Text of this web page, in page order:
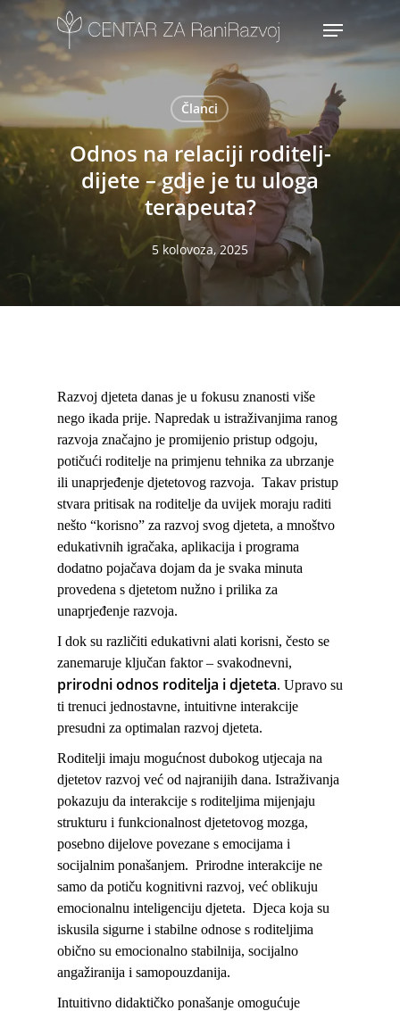
main
content
Menu
Članci
Odnos na relaciji roditelj-
dijete – gdje je tu uloga
terapeuta?
5 kolovoza, 2025
Razvoj djeteta danas je u fokusu znanosti više
nego ikada prije. Napredak u istraživanjima ranog
razvoja značajno je promijenio pristup odgoju,
potičući roditelje na primjenu tehnika za ubrzanje
ili unaprjeđenje djetetovog razvoja. Takav pristup
stvara pritisak na roditelje da uvijek moraju raditi
nešto “korisno” za razvoj svog djeteta, a mnoštvo
edukativnih igračaka, aplikacija i programa
dodatno pojačava dojam da je svaka minuta
provedena s djetetom nužno i prilika za
unaprjeđenje razvoja.
I dok su različiti edukativni alati korisni, često se
zanemaruje ključan faktor – svakodnevni,
prirodni odnos roditelja i djeteta. Upravo su
ti trenuci jednostavne, intuitivne interakcije
presudni za optimalan razvoj djeteta.
Roditelji imaju mogućnost dubokog utjecaja na
djetetov razvoj već od najranijih dana. Istraživanja
pokazuju da interakcije s roditeljima mijenjaju
strukturu i funkcionalnost djetetovog mozga,
posebno dijelove povezane s emocijama i
socijalnim ponašanjem. Prirodne interakcije ne
samo da potiču kognitivni razvoj, već oblikuju
emocionalnu inteligenciju djeteta. Djeca koja su
iskusila sigurne i stabilne odnose s roditeljima
obično su emocionalno stabilnija, socijalno
angažiranija i samopouzdanija.
Intuitivno didaktičko ponašanje omogućuje